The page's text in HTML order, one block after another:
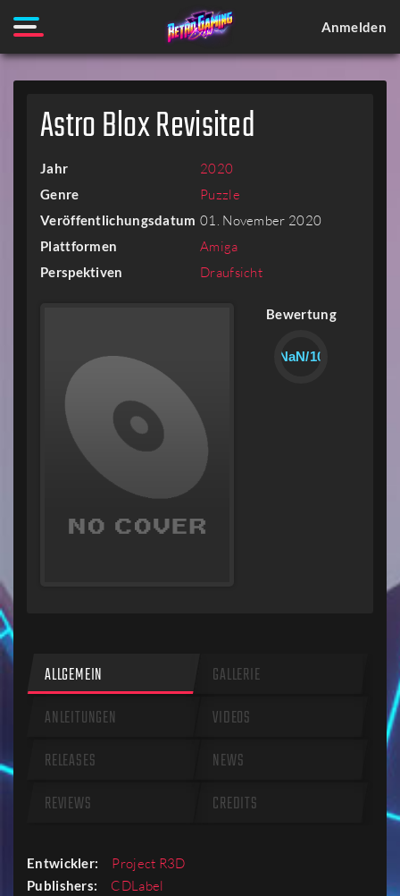
Anmelden
Astro Blox Revisited
Jahr 2020
Genre Puzzle
Veröffentlichungsdatum 01. November 2020
Plattformen Amiga
Perspektiven Draufsicht
Bewertung
NaN/10
ALLGEMEIN
GALLERIE
ANLEITUNGEN
VIDEOS
RELEASES
NEWS
REVIEWS
CREDITS
Entwickler: Project R3D
Publishers: CDLabel